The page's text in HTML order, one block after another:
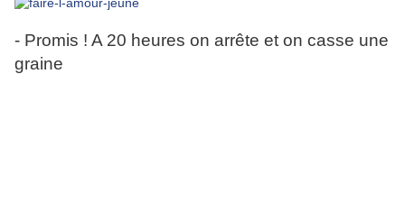
- Promis ! A 20 heures on arrête et on casse une
graine